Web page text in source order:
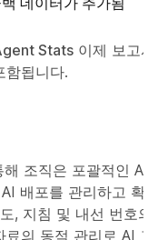
Stats 이제 보고서
함됩니다.
조직은 포괄적인 API
배포를 관리하고 확
, 지침 및 내선 번호의
의 동적 관리로 AI 교